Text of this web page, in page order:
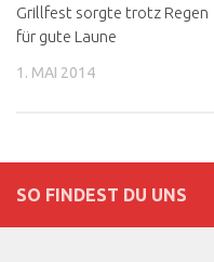
Grillfest sorgte trotz Regen
für gute Laune
1. MAI 2014
SO FINDEST DU UNS